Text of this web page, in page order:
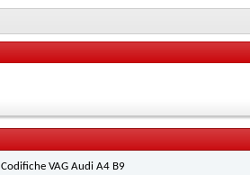
Codifiche VAG Audi A4 B9